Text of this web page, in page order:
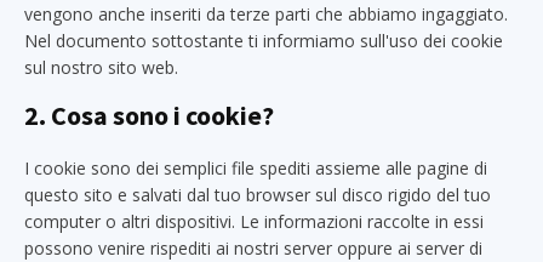
vengono anche inseriti da terze parti che abbiamo ingaggiato.
Nel documento sottostante ti informiamo sull'uso dei cookie
sul nostro sito web.
2. Cosa sono i cookie?
I cookie sono dei semplici file spediti assieme alle pagine di
questo sito e salvati dal tuo browser sul disco rigido del tuo
computer o altri dispositivi. Le informazioni raccolte in essi
possono venire rispediti ai nostri server oppure ai server di